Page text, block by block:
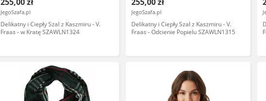
JegoSzafa.pl
Delikatny i Ciepły Szal z Kaszmiru - V.
Fraas - w Kratę SZAWLN1324
JegoSzafa.pl
Delikatny i Ciepły Szal z Kaszmiru - V.
Fraas - Odcienie Popielu SZAWLN1315